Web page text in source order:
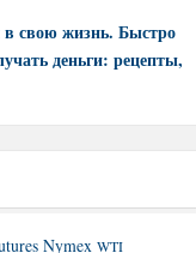
в свою жизнь. Быстро
деньги: рецепты,
Nymex WTI